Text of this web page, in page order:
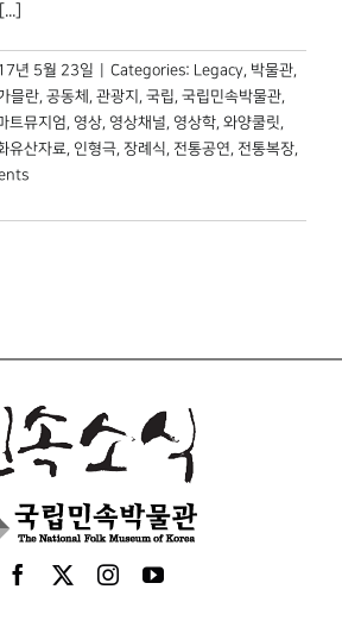
년 5월 23일 Categories: Legacy, 박물관,
믈란, 공동체 , 관광지 , 국립, 국립민속박물관,
트뮤지엄, 영상, 영상채널, 영상학, 와양쿨릿,
유산자료, 인형극, 장례식, 전통공연, 전통복장,